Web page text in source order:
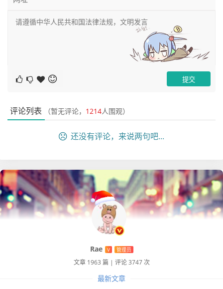
KEY `idx_branch_id` (`branch_id`) USING BTREE,
KEY `idx_user_relation_id` (`user_relation_id
KEY `idx_order_no` (`order_no`) USING BTREE,
KEY `idx_costs_consume_log_id` (`costs_consume_
log_id`) USING BTREE,
NG BTREE,
) ENGINE=InnoDB DEFAULT CHARSET=utf8 COMMENT='钱
(
PARTITION p202306 VALUES LESS THAN (to_days
('2023-07-01')),
PARTITION p202307 VALUES LESS THAN (to_days
PARTITION pmax VALUES LESS THAN MAXVALUE
评论列表 （暂无评论， 1214人围观）
还没有评论，来说两句吧...
Rae V 管理员
文章 1963 篇 | 评论 3747 次
最新文章